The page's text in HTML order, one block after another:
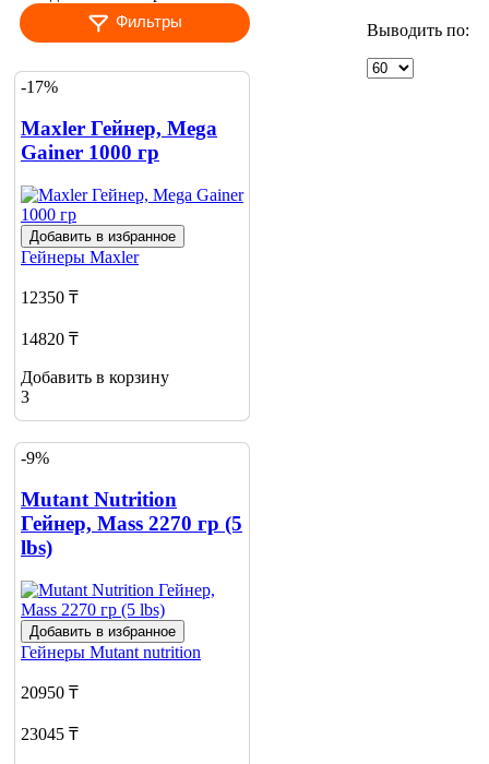
Фильтры
Выводить по:
-17%
Maxler Гейнер, Mega
Gainer 1000 гр
Добавить в избранное
Гейнеры Maxler
12350 ₸
14820 ₸
Добавить в корзину
3
-9%
Mutant Nutrition
Гейнер, Mass 2270 гр (5
lbs)
Добавить в избранное
Гейнеры Mutant nutrition
20950 ₸
23045 ₸